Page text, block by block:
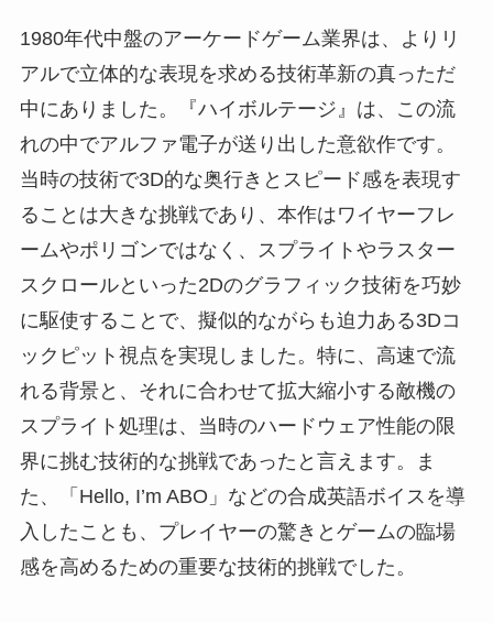
1980年代中盤のアーケードゲーム業界は、よりリ
アルで立体的な表現を求める技術革新の真っただ
中にありました。『ハイボルテージ』は、この流
れの中でアルファ電子が送り出した意欲作です。
当時の技術で3D的な奥行きとスピード感を表現す
ることは大きな挑戦であり、本作はワイヤーフレ
ームやポリゴンではなく、スプライトやラスター
スクロールといった2Dのグラフィック技術を巧妙
に駆使することで、擬似的ながらも迫力ある3Dコ
ックピット視点を実現しました。特に、高速で流
れる背景と、それに合わせて拡大縮小する敵機の
スプライト処理は、当時のハードウェア性能の限
界に挑む技術的な挑戦であったと言えます。ま
た、「Hello, I’m ABO」などの合成英語ボイスを導
入したことも、プレイヤーの驚きとゲームの臨場
感を高めるための重要な技術的挑戦でした。